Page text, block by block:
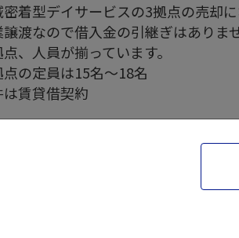
密着型デイサービスの3拠点の売却に
譲渡なので借入金の引継ぎはありま
点、人員が揃っています。
点の定員は15名～18名
は賃貸借契約